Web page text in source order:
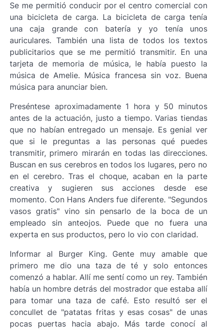
Se me permitió conducir por el centro comercial con
una bicicleta de carga. La bicicleta de carga tenía
una caja grande con batería y yo tenía unos
auriculares. También una lista de todos los textos
publicitarios que se me permitió transmitir. En una
tarjeta de memoria de música, le había puesto la
música de Amelie. Música francesa sin voz. Buena
música para anunciar bien.
Preséntese aproximadamente 1 hora y 50 minutos
antes de la actuación, justo a tiempo. Varias tiendas
que no habían entregado un mensaje. Es genial ver
que si le preguntas a las personas qué puedes
transmitir, primero mirarán en todas las direcciones.
Buscan en sus cerebros en todos los lugares, pero no
en el cerebro. Tras el choque, acaban en la parte
creativa y sugieren sus acciones desde ese
momento. Con Hans Anders fue diferente. "Segundos
vasos gratis" vino sin pensarlo de la boca de un
empleado sin anteojos. Puede que no fuera una
experta en sus productos, pero lo vio con claridad.
Informar al Burger King. Gente muy amable que
primero me dio una taza de té y solo entonces
comenzó a hablar. Allí me sentí como un rey. También
había un hombre detrás del mostrador que estaba allí
para tomar una taza de café. Esto resultó ser el
concullet de "patatas fritas y esas cosas" de unas
pocas puertas hacia abajo. Más tarde conocí al